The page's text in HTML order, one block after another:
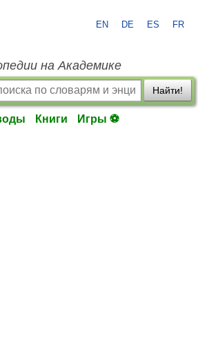
EN DE ES FR
на Академике
Найти!
Книги Игры ⚽